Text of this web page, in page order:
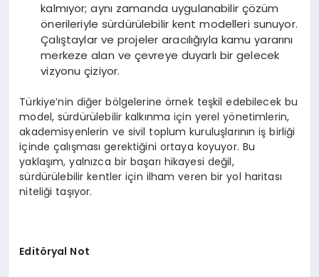
kalmıyor; aynı zamanda uygulanabilir çözüm
önerileriyle sürdürülebilir kent modelleri sunuyor.
Çalıştaylar ve projeler aracılığıyla kamu yararını
merkeze alan ve çevreye duyarlı bir gelecek
vizyonu çiziyor.
Türkiye’nin diğer bölgelerine örnek teşkil edebilecek bu
model, sürdürülebilir kalkınma için yerel yönetimlerin,
akademisyenlerin ve sivil toplum kuruluşlarının iş birliği
içinde çalışması gerektiğini ortaya koyuyor. Bu
yaklaşım, yalnızca bir başarı hikayesi değil,
sürdürülebilir kentler için ilham veren bir yol haritası
niteliği taşıyor.
Editöryal Not